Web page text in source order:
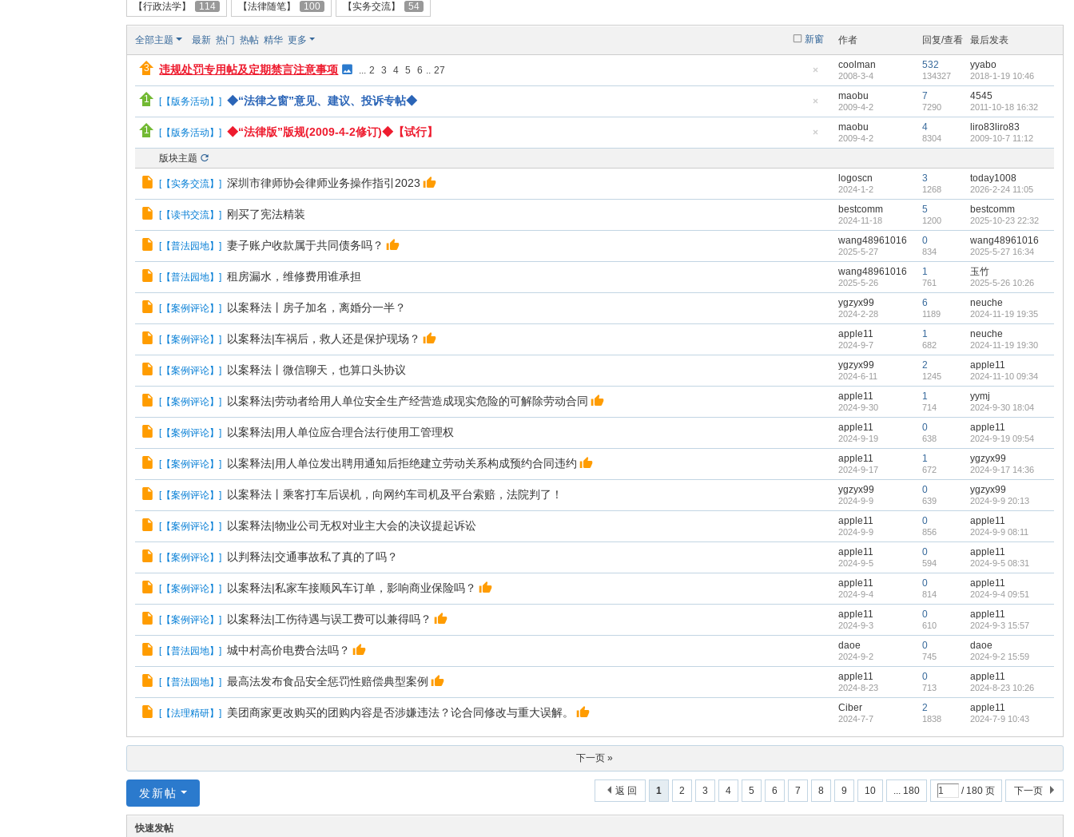
【行政法学】 114 【法律随笔】 100 【实务交流】 54
新窗
全部主题 最新 热门 热帖 精华 更多 作者 回复/查看 最后发表
藏
置
帖
违规处罚专用帖及定期禁言注意事项 ... 2 3 4 5 6 .. 27 coolman
2008-3-4
532
134327
yyabo
2018-1-19 10:46
藏
置
帖
[【版务活动】] ◆“法律之窗”意见、建议、投诉专帖◆ maobu
2009-4-2
7
7290
4545
2011-10-18 16:32
藏
顶
[【版务活动】] ◆“法律版”版规(2009-4-2修订)◆【试行】 maobu
2009-4-2
4
8304
liro83liro83
2009-10-7 11:12
版块主题
[【实务交流】] 深圳市律师协会律师业务操作指引2023 logoscn
2024-1-2
3
1268
today1008
2026-2-24 11:05
[【读书交流】] 刚买了宪法精装 bestcomm
2024-11-18
5
1200
bestcomm
2025-10-23 22:32
[【普法园地】] 妻子账户收款属于共同债务吗？ wang48961016
2025-5-27
0
834
wang48961016
2025-5-27 16:34
[【普法园地】] 租房漏水，维修费用谁承担 wang48961016
2025-5-26
1
761
玉竹
2025-5-26 10:26
[【案例评论】] 以案释法丨房子加名，离婚分一半？ ygzyx99
2024-2-28
6
1189
neuche
2024-11-19 19:35
[【案例评论】] 以案释法|车祸后，救人还是保护现场？ apple11
2024-9-7
1
682
neuche
2024-11-19 19:30
[【案例评论】] 以案释法丨微信聊天，也算口头协议 ygzyx99
2024-6-11
2
1245
apple11
2024-11-10 09:34
[【案例评论】] 以案释法|劳动者给用人单位安全生产经营造成现实危险的可解除劳动合同 apple11
2024-9-30
1
714
yymj
2024-9-30 18:04
[【案例评论】] 以案释法|用人单位应合理合法行使用工管理权 apple11
2024-9-19
0
638
apple11
2024-9-19 09:54
[【案例评论】] 以案释法|用人单位发出聘用通知后拒绝建立劳动关系构成预约合同违约 apple11
2024-9-17
1
672
ygzyx99
2024-9-17 14:36
[【案例评论】] 以案释法丨乘客打车后误机，向网约车司机及平台索赔，法院判了！ ygzyx99
2024-9-9
0
639
ygzyx99
2024-9-9 20:13
[【案例评论】] 以案释法|物业公司无权对业主大会的决议提起诉讼 apple11
2024-9-9
0
856
apple11
2024-9-9 08:11
[【案例评论】] 以判释法|交通事故私了真的了吗？ apple11
2024-9-5
0
594
apple11
2024-9-5 08:31
[【案例评论】] 以案释法|私家车接顺风车订单，影响商业保险吗？ apple11
2024-9-4
0
814
apple11
2024-9-4 09:51
[【案例评论】] 以案释法|工伤待遇与误工费可以兼得吗？ apple11
2024-9-3
0
610
apple11
2024-9-3 15:57
[【普法园地】] 城中村高价电费合法吗？ daoe
2024-9-2
0
745
daoe
2024-9-2 15:59
[【普法园地】] 最高法发布食品安全惩罚性赔偿典型案例 apple11
2024-8-23
0
713
apple11
2024-8-23 10:26
[【法理精研】] 美团商家更改购买的团购内容是否涉嫌违法？论合同修改与重大误解。 Ciber
2024-7-7
2
1838
apple11
2024-7-9 10:43
下一页 »
1 2 3 4 5 6 7 8 9 10 ... 180 / 180 页 下一页
返 回
发新帖
快速发帖